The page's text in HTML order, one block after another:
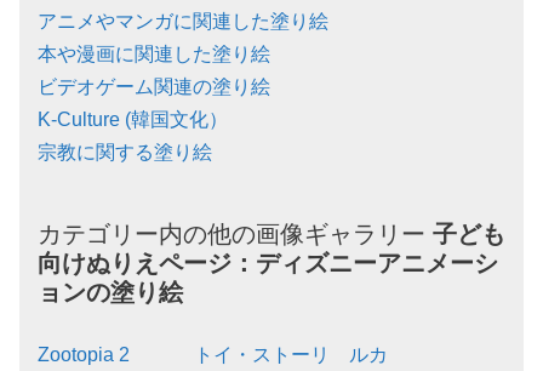
アニメやマンガに関連した塗り絵
本や漫画に関連した塗り絵
ビデオゲーム関連の塗り絵
K-Culture (韓国文化）
宗教に関する塗り絵
カテゴリー内の他の画像ギャラリー 子ども
向けぬりえページ： ディズニーアニメーシ
ョンの塗り絵
Zootopia 2
トイ・ストーリ
ルカ